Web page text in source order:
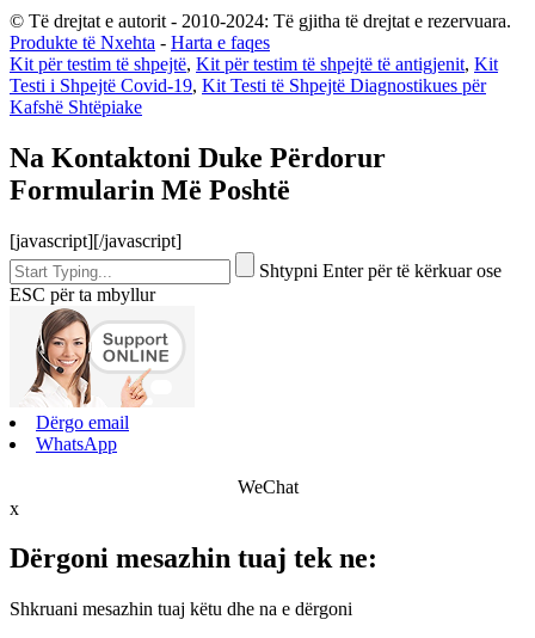
© Të drejtat e autorit - 2010-2024: Të gjitha të drejtat e rezervuara.
Produkte të Nxehta - Harta e faqes
Kit për testim të shpejtë, Kit për testim të shpejtë të antigjenit, Kit
Testi i Shpejtë Covid-19, Kit Testi të Shpejtë Diagnostikues për
Kafshë Shtëpiake
Na Kontaktoni Duke Përdorur
Formularin Më Poshtë
[javascript][/javascript]
Shtypni Enter për të kërkuar ose
ESC për ta mbyllur
Dërgo email
WhatsApp
WeChat
x
Dërgoni mesazhin tuaj tek ne:
Shkruani mesazhin tuaj këtu dhe na e dërgoni